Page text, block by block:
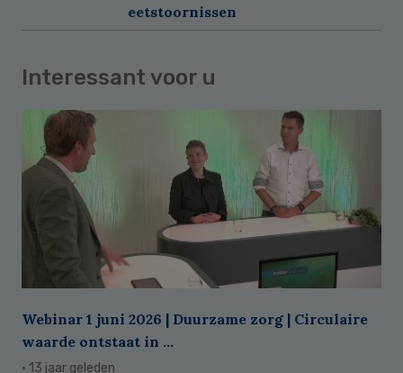
eetstoornissen
Interessant voor u
Webinar 1 juni 2026 | Duurzame zorg | Circulaire
waarde ontstaat in ...
· 13 jaar geleden